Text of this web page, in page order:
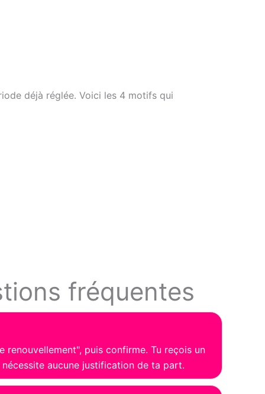
déjà réglée. Voici les 4 motifs qui
fréquentes
puis confirme. Tu reçois un
aucune justification de ta part.